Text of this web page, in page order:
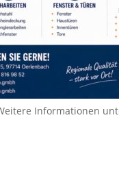
Informationen